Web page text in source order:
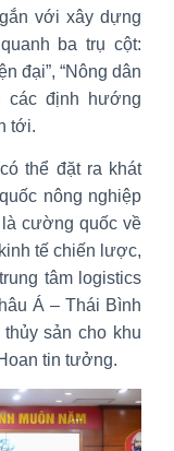
với xây dựng
ba trụ cột:
đại”, “Nông dân
các định hướng
tới.
thể đặt ra khát
nông nghiệp
cường quốc về
tế chiến lược,
tâm logistics
Á – Thái Bình
sản cho khu
tin tưởng.